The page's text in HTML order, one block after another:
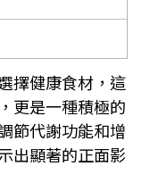
擇健康食材，這
更是一種積極的
節代謝功能和增
出顯著的正面影